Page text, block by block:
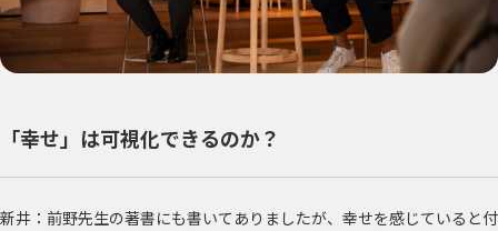
「幸せ」は可視化できるのか？
新井：前野先生の著書にも書いてありましたが、幸せを感じていると付